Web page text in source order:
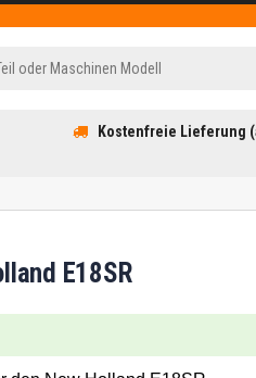
Kostenfreie Lieferung
E18SR